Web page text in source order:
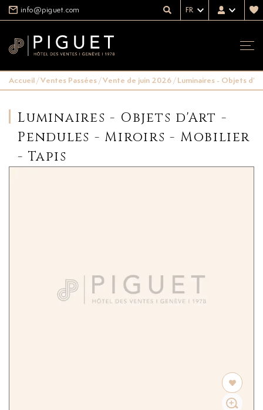
info@piguet.com FR
Accueil/Ventes Passées/Vente de juin 2026/Luminaires - Objets
Luminaires - Objets d'Art -
Pendules - Miroirs - Mobilier
- Tapis